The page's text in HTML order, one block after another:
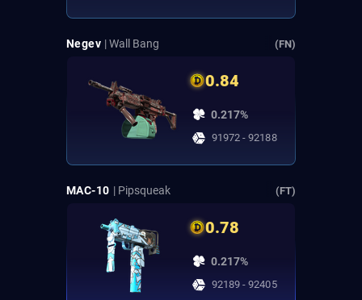
Negev | Wall Bang (FN)
0.84
0.217%
91972 - 92188
MAC-10 | Pipsqueak (FT)
0.78
0.217%
92189 - 92405